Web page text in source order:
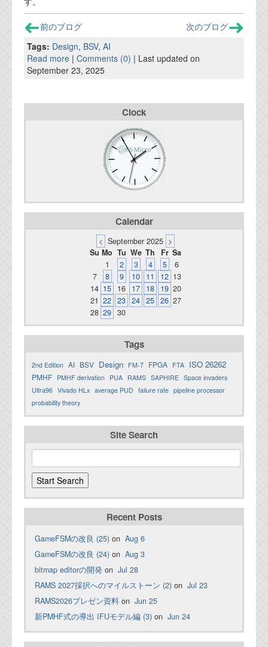
お問い合わせ
FAQ
前のブログ
次のブログ
Tags: Design, BSV, AI
Read more | Comments (0) | Last updated on
September 23, 2025
Clock
Calendar
< September 2025 >
Su Mo Tu We Th Fr Sa
1
2 3 4 5
6
7
8 9 10 11 12 13
14 15 16 17 18 19 20
21 22 23 24 25 26 27
28 29 30
Tags
2nd Edition AI BSV Design FM-7 FPGA FTA ISO 26262
PMHF PMHF derivation PUA RAMS SAPHIRE Space invaders
Ultra96 Vivado HLx average PUD failure rate pipeline processor
probability theory
Site Search
Recent Posts
GameFSMの改良 (25) on Aug 6
GameFSMの改良 (24) on Aug 3
bitmap editorの開発 on Jul 28
RAMS 2027採択へのマイルストーン (2) on Jul 23
RAMS2026プレゼン資料 on Jun 25
新PMHF式の導出 IFUモデル編 (3) on Jun 24